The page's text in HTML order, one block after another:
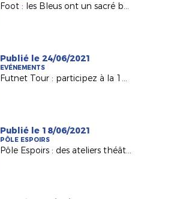
Foot : les Bleus ont un sacré bol... vendéen (France 3 PDL)
Publié le 24/06/2021
EVÉNEMENTS
Futnet Tour : participez à la 1ère édition de notre tournée !
Publié le 18/06/2021
PÔLE ESPOIRS
Pôle Espoirs : des ateliers théâtre pour nos jeunes (France 3 PDL)